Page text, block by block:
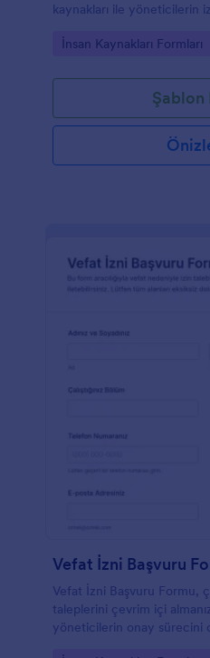
kaynakları ile yöneticilerin
Go to Category:
İnsan Kaynakları Formları
Şablon
Vefat İzni Başvuru
Vefat İzni Başvuru Formu,
taleplerini çevrim içi
yöneticilerin onay sürecini